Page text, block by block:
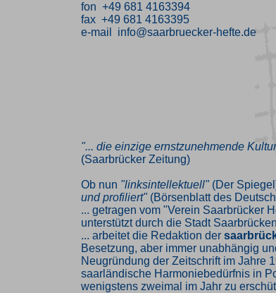
fon +49 681 4163394
fax +49 681 4163395
e-mail info@saarbruecker-hefte.de
"... die einzige ernstzunehmende
(Saarbrücker Zeitung)
Ob nun "linksintellektuell"(Der
und profiliert" (Börsenblatt des
... getragen vom "Verein Saarbrücker
unterstützt durch die Stadt
... arbeitet die Redaktion der
Besetzung, aber immer unabhängig
Neugründung der Zeitschrift im Jahre
saarländische Harmoniebedürfnis in
wenigstens zweimal im Jahr zu